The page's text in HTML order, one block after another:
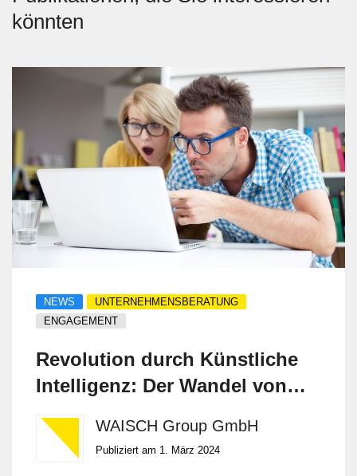
könnten
NEWS
UNTERNEHMENSBERATUNG
ENGAGEMENT
Revolution durch Künstliche
Intelligenz: Der Wandel von
WAISCH Group GmbH
Publiziert am 1. März 2024